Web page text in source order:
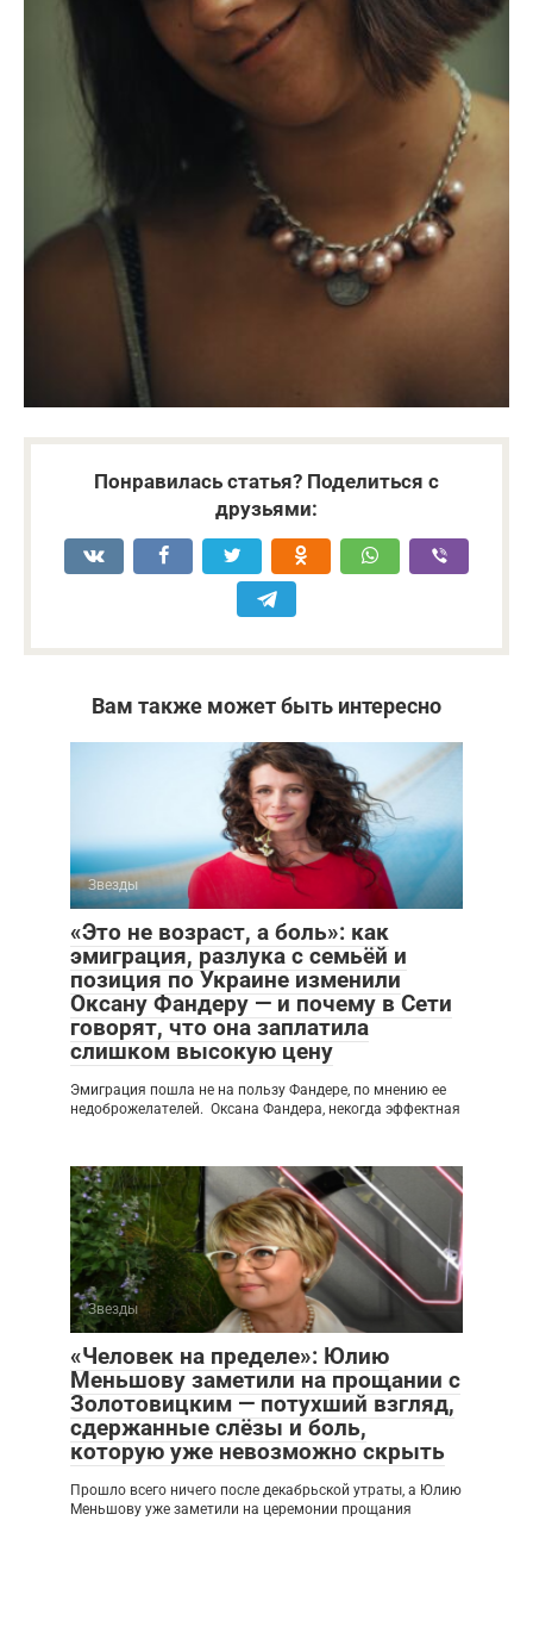
Понравилась статья? Поделиться с
друзьями:
Вам также может быть интересно
Звезды
«Это не возраст, а боль»: как
эмиграция, разлука с семьёй и
позиция по Украине изменили
Оксану Фандеру — и почему в Сети
говорят, что она заплатила
слишком высокую цену
Эмиграция пошла не на пользу Фандере, по мнению ее
недоброжелателей. Оксана Фандера, некогда эффектная
Звезды
«Человек на пределе»: Юлию
Меньшову заметили на прощании с
Золотовицким — потухший взгляд,
сдержанные слёзы и боль,
которую уже невозможно скрыть
Прошло всего ничего после декабрьской утраты, а Юлию
Меньшову уже заметили на церемонии прощания